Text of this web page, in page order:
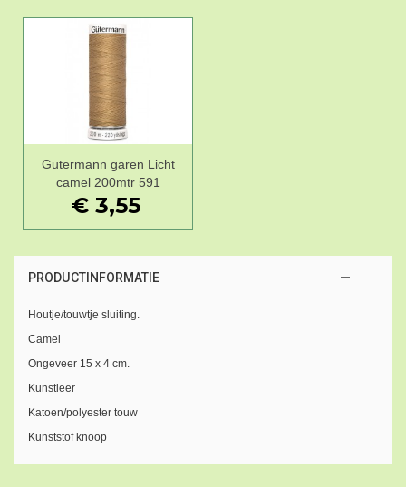
Gutermann garen Licht
camel 200mtr 591
€ 3,55
PRODUCTINFORMATIE
Houtje/touwtje sluiting.
Camel
Ongeveer 15 x 4 cm.
Kunstleer
Katoen/polyester touw
Kunststof knoop